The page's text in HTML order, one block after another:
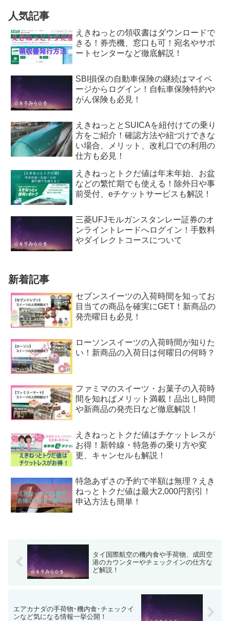
人気記事
えきねっとの領収書はダウンロードで
きる！券売機、窓口も可！宛名やサポ
ートセンターなど徹底解説！
SBI損保の自動車保険の継続はマイペ
ージからログイン！自転車保険特約や
がん保険も必見！
えきねっととSUICAを紐付けての乗り
方をご紹介！確認方法や紐づけできな
い場合、メリット、改札口での利用の
仕方も必見！
えきねっとトクだ値は年末年始、お盆
などの繁忙期でも使える！除外日や事
前受付、eチケットサービスも解説！
三菱UFJモルガンスタンレー証券のオ
ンライントレードへログイン！手数料
やダイレクトコースについて
新着記事
セブンスイーツの入荷時間を知ってお
目当ての商品を確実にGET！新商品の
発売曜日も必見！
ローソンスイーツの入荷時間が知りた
い！新商品の入荷日は何曜日の何時？
ファミマのスイーツ・お菓子の入荷時
間を知ればメリット満載！品出し時間
や新商品の発売日など徹底解説！
えきねっとトクだ値はチケットレスが
お得！新幹線・特急券の乗り方や変
更、キャンセルも解説！
特急あずさの予約で半額は無理？えき
ねっとトクだ値は最大2,000円割引！
申込方法も簡単！
タイ国際航空の機内食や手荷物、成田空
港のカウンターやチェックインの仕方な
ど解説！
エアカナダの手荷物･機内食･チェックイ
ンなど気になる情報一挙公開！